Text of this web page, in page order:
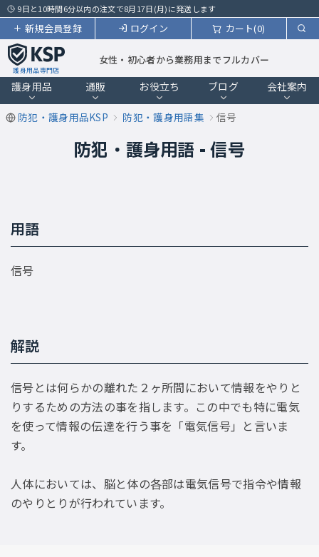
9日と10時間6分以内の注文で8月17日(月)に発送します
カート(0)
ログイン
新規会員登録
護身用品専門店
女性・初心者から業務用までフルカバー
護身用品 通販 お役立ち ブログ 会社案内
防犯・護身用品KSP 防犯・護身用語集 信号
防犯・護身用語 - 信号
用語
信号
解説
信号とは何らかの離れた２ヶ所間において情報をやりと
りするための方法の事を指します。この中でも特に電気
を使って情報の伝達を行う事を「電気信号」と言いま
す。
人体においては、脳と体の各部は電気信号で指令や情報
のやりとりが行われています。